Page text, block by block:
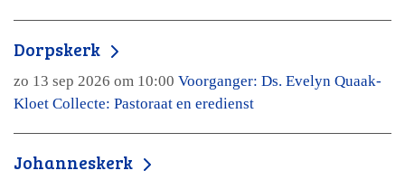
Dorpskerk
zo 13 sep 2026 om 10:00 Voorganger: Ds. Evelyn Quaak-
Kloet Collecte: Pastoraat en eredienst
Johanneskerk